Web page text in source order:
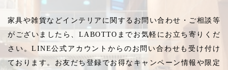
家具や雑貨などインテリアに関するお問い合わせ・ご相談等
がございましたら、LABOTTOまでお気軽にお立ち寄りくだ
さい。LINE公式アカウントからのお問い合わせも受け付け
ております。お友だち登録でお得なキャンペーン情報や限定